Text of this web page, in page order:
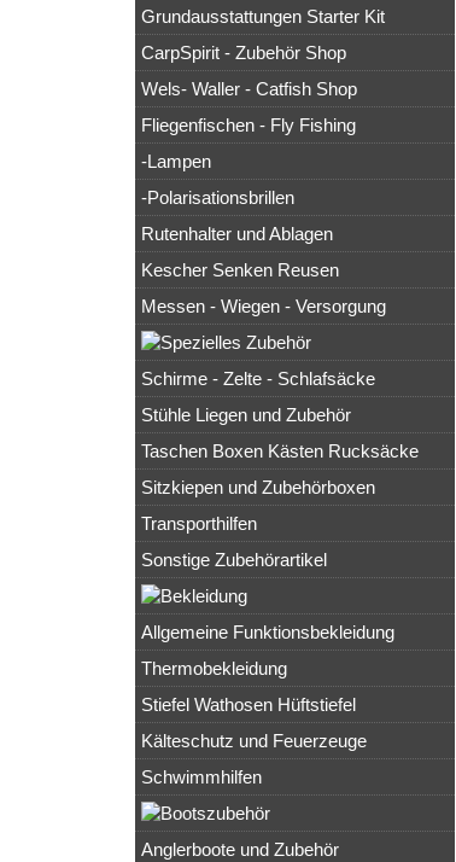
Grundausstattungen Starter Kit
CarpSpirit - Zubehör Shop
Wels- Waller - Catfish Shop
Fliegenfischen - Fly Fishing
-Lampen
-Polarisationsbrillen
Rutenhalter und Ablagen
Kescher Senken Reusen
Messen - Wiegen - Versorgung
Schirme - Zelte - Schlafsäcke
Stühle Liegen und Zubehör
Taschen Boxen Kästen Rucksäcke
Sitzkiepen und Zubehörboxen
Transporthilfen
Sonstige Zubehörartikel
Allgemeine Funktionsbekleidung
Thermobekleidung
Stiefel Wathosen Hüftstiefel
Kälteschutz und Feuerzeuge
Schwimmhilfen
Anglerboote und Zubehör